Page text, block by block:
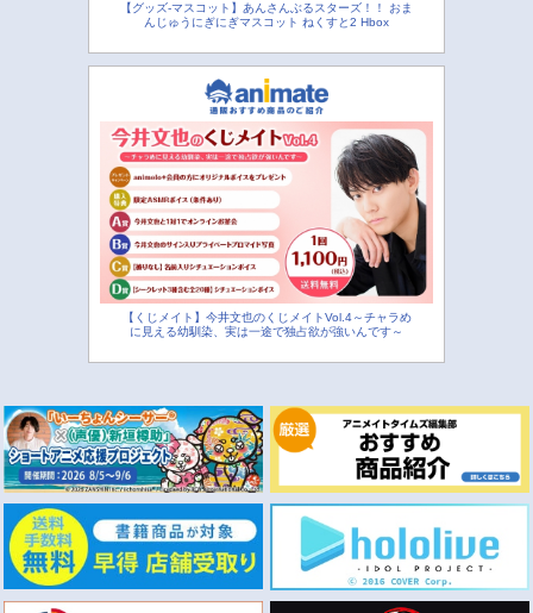
【グッズ-マスコット】あんさんぶるスターズ！！ おま
んじゅうにぎにぎマスコット ねくすと2 Hbox
【くじメイト】今井文也のくじメイトVol.4～チャラめ
に見える幼馴染、実は一途で独占欲が強いんです～